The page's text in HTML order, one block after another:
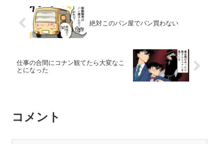
絶対このパン屋でパン買わない
仕事の合間にコナン観てたら大変なこ
とになった
コメント